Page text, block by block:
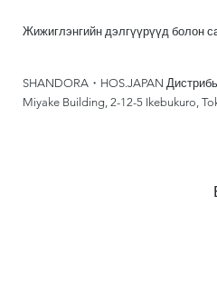
Жижиглэнгийн дэлгүүрүүд болон
SHANDORA・HOS.JAPAN
Miyake Building, 2-12-5 Ikebukuro,